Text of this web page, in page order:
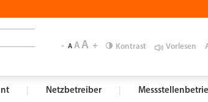
- A A A + Kontrast Vorlesen
Netzbetreiber